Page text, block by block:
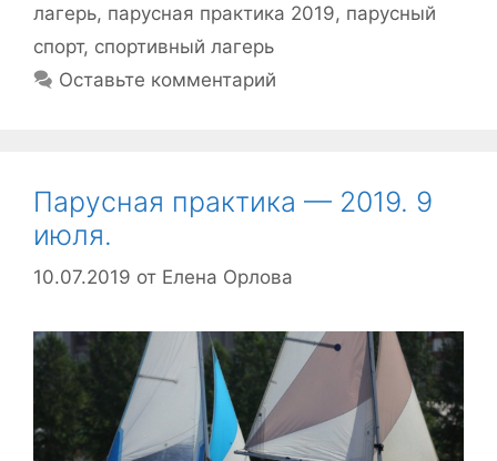
лагерь, парусная практика 2019, парусный
спорт, спортивный лагерь
Оставьте комментарий
Парусная практика — 2019. 9
июля.
10.07.2019 от Елена Орлова